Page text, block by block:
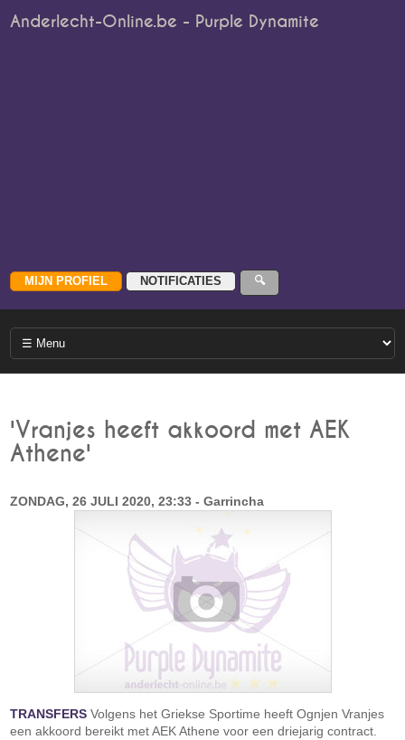
Anderlecht-Online.be - Purple Dynamite
'Vranjes heeft akkoord met AEK
Athene'
ZONDAG, 26 JULI 2020, 23:33 - Garrincha
TRANSFERS Volgens het Griekse Sportime heeft Ognjen Vranjes
een akkoord bereikt met AEK Athene voor een driejarig contract.